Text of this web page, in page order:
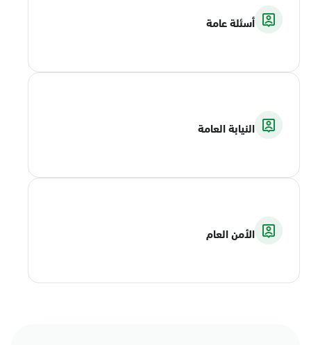
أسئلة عامة
النيابة العامة
الأمن العام